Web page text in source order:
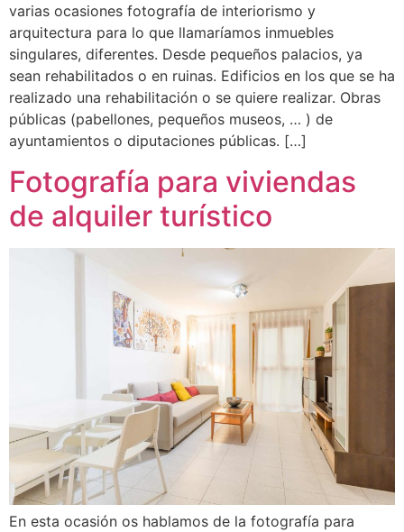
varias ocasiones fotografía de interiorismo y
arquitectura para lo que llamaríamos inmuebles
singulares, diferentes. Desde pequeños palacios, ya
sean rehabilitados o en ruinas. Edificios en los que se ha
realizado una rehabilitación o se quiere realizar. Obras
públicas (pabellones, pequeños museos, … ) de
ayuntamientos o diputaciones públicas. […]
Fotografía para viviendas
de alquiler turístico
En esta ocasión os hablamos de la fotografía para